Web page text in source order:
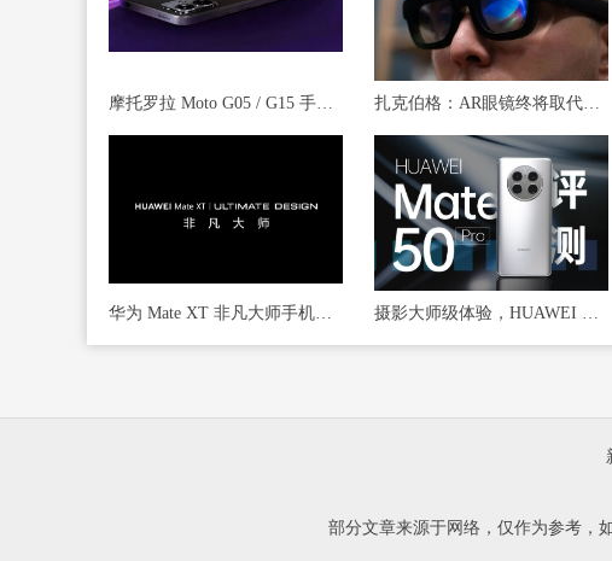
摩托罗拉 Moto G05 / G15 手机被曝下月发布，起价 140/170 欧元 扎克伯格：AR眼镜终将取代智能手机 成为主流工具
华为 Mate XT 非凡大师手机官宣，预计为首款三折叠屏手机
部分文章来源于网络，仅作为参考，